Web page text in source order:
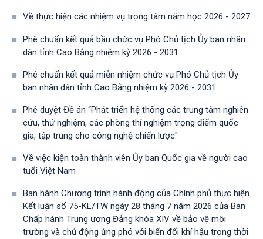
Về thực hiện các nhiệm vụ trọng tâm năm học 2026 - 2027
Phê chuẩn kết quả bầu chức vụ Phó Chủ tịch Ủy ban nhân
dân tỉnh Cao Bằng nhiệm kỳ 2026 - 2031
Phê chuẩn kết quả miễn nhiệm chức vụ Phó Chủ tịch Ủy
ban nhân dân tỉnh Cao Bằng nhiệm kỳ 2026 - 2031
Phê duyệt Đề án “Phát triển hệ thống các trung tâm nghiên
cứu, thử nghiệm, các phòng thí nghiệm trọng điểm quốc
gia, tập trung cho công nghệ chiến lược"
Về việc kiện toàn thành viên Ủy ban Quốc gia về người cao
tuổi Việt Nam
Ban hành Chương trình hành động của Chính phủ thực hiện
Kết luận số 75-KL/TW ngày 28 tháng 7 năm 2026 của Ban
Chấp hành Trung ương Đảng khóa XIV về bảo vệ môi
trường và chủ động ứng phó với biến đổi khí hậu trong thời